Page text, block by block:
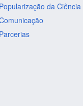
Popularização da Ciência
Parcerias